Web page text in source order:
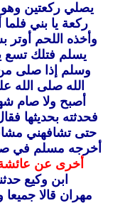
يصلي ركعتين
ركعة يا بني
وأخذه اللحم
يسلم فتلك تسع
وسلم إذا صلى من
الله صلى الله
أصبح ولا صام
فحدثته بحديثها
حتى تشافهني
أخرجه مسلم في
أخرى عن
ابن وكيع
مهران قالا